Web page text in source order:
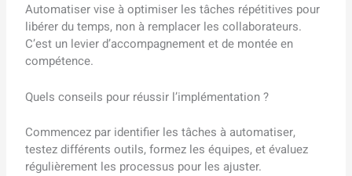
Automatiser vise à optimiser les tâches répétitives pour
libérer du temps, non à remplacer les collaborateurs.
C’est un levier d’accompagnement et de montée en
compétence.
Quels conseils pour réussir l’implémentation ?
Commencez par identifier les tâches à automatiser,
testez différents outils, formez les équipes, et évaluez
régulièrement les processus pour les ajuster.